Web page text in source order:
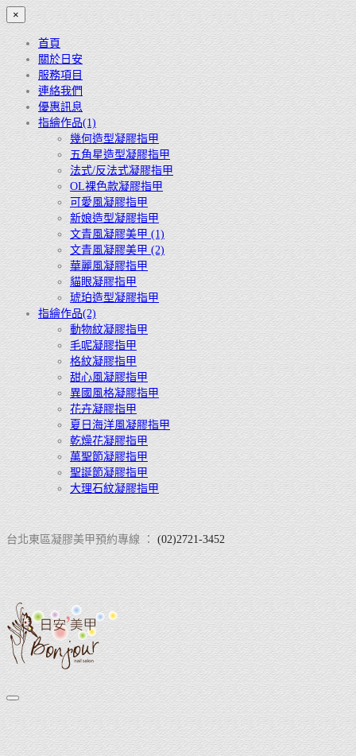
×
首頁
關於日安
服務項目
連絡我們
優惠訊息
指繪作品(1)
幾何造型凝膠指甲
五角星造型凝膠指甲
法式/反法式凝膠指甲
OL裸色款凝膠指甲
可愛風凝膠指甲
新娘造型凝膠指甲
文青風凝膠美甲 (1)
文青風凝膠美甲 (2)
華麗風凝膠指甲
貓眼凝膠指甲
琥珀造型凝膠指甲
指繪作品(2)
動物紋凝膠指甲
毛呢凝膠指甲
格紋凝膠指甲
甜心風凝膠指甲
異國風格凝膠指甲
花卉凝膠指甲
夏日海洋風凝膠指甲
乾燥花凝膠指甲
萬聖節凝膠指甲
聖誕節凝膠指甲
大理石紋凝膠指甲
台北東區凝膠美甲預約專線 ： (02)2721-3452